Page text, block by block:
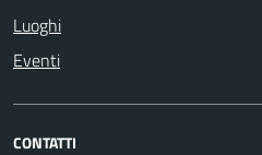
Luoghi
Eventi
CONTATTI